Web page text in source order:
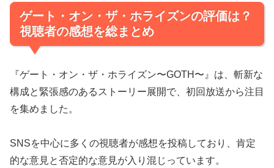
ゲート・オン・ザ・ホライズンの評価は？
視聴者の感想を総まとめ
『ゲート・オン・ザ・ホライズン〜GOTH〜』は、斬新な
構成と緊張感のあるストーリー展開で、初回放送から注目
を集めました。
SNSを中心に多くの視聴者が感想を投稿しており、肯定
的な意見と否定的な意見が入り混じっています。